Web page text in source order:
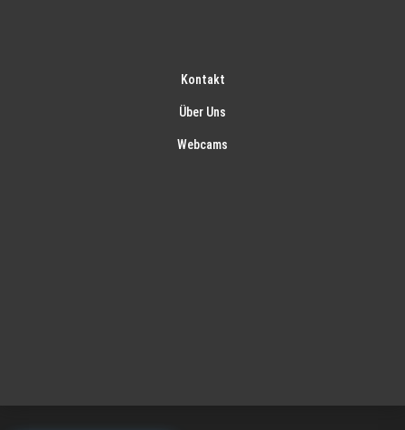
Kontakt
Über Uns
Webcams